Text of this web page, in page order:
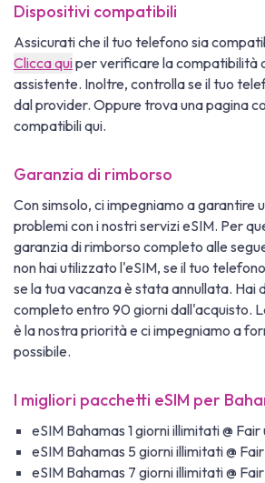
Dispositivi compatibili
Assicurati che il tuo telefono sia
Clicca quiper verificare la compatibilità
assistente. Inoltre, controlla se il tuo
dal provider. Oppure trova una pagina
compatibili qui.
Garanzia di rimborso
Con simsolo, ci impegniamo a garantire
problemi con i nostri servizi eSIM. Per
garanzia di rimborso completo alle
non hai utilizzato l'eSIM, se il tuo
se la tua vacanza è stata annullata. Hai
completo entro 90 giorni dall'acquisto.
è la nostra priorità e ci impegniamo a
possibile.
I migliori pacchetti eSIM per
eSIM Bahamas 1 giorni illimitati @ Fair
eSIM Bahamas 5 giorni illimitati @
eSIM Bahamas 7 giorni illimitati @